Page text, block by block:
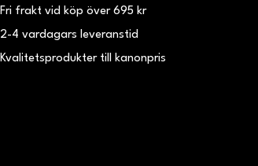
Fri frakt vid köp över 695 kr
2-4 vardagars leveranstid
Kvalitetsprodukter till kanonpris